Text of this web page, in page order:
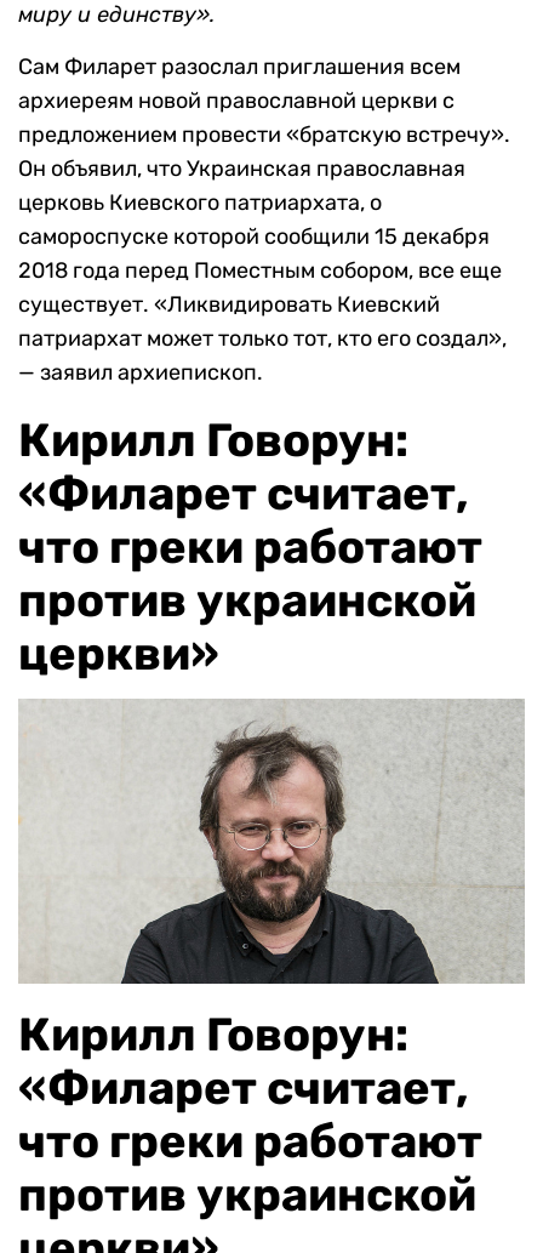
миру и единству».
Сам Филарет разослал приглашения всем
архиереям новой православной церкви с
предложением провести «братскую встречу».
Он объявил, что Украинская православная
церковь Киевского патриархата, о
самороспуске которой сообщили 15 декабря
2018 года перед Поместным собором, все еще
существует. «Ликвидировать Киевский
патриархат может только тот, кто его создал»,
— заявил архиепископ.
Кирилл Говорун:
«Филарет считает,
что греки работают
против украинской
церкви»
Кирилл Говорун:
«Филарет считает,
что греки работают
против украинской